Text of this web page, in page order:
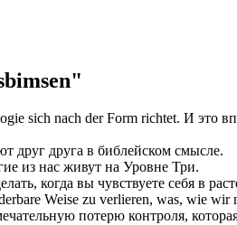
sich nach der Form richtet. И это
друг друга в библейском смысле.
из нас живут на Уровне Три.
когда вы чувствуете себя в
Weise zu verlieren, was, wie
потерю контроля,